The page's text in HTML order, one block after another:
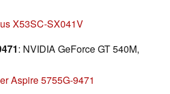
X53SC-SX041V
: NVIDIA GeForce GT 540M,
Aspire 5755G-9471